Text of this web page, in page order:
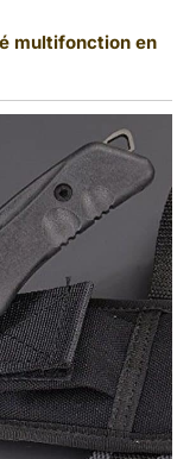
multifonction en